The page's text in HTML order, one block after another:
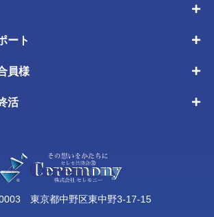
ート
員様
活
東京都中野区東中野3-17-15